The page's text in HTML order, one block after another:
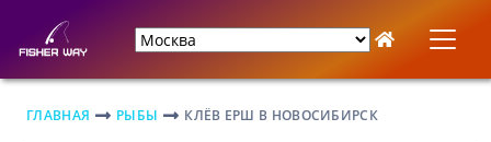
ГЛАВНАЯ РЫБЫ КЛЁВ ЕРШ В НОВОСИБИРСК